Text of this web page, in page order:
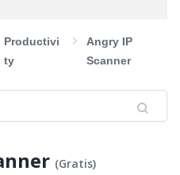
Productivi
Ty
Angry IP
Scanner
(Gratis)